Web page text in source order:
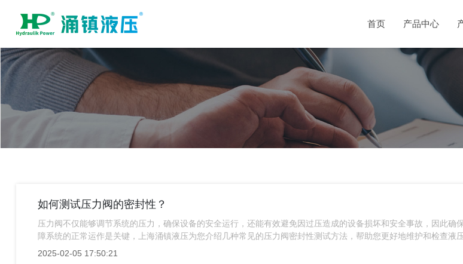
首页 产品中心
如何测试压力阀的密封性？
压力阀不仅能够调节系统的压力，确保设备的安全运行，还能有效避免因过压造成的设备损坏和安全事故，因此确
障系统的正常运作是关键，上海涌镇液压为您介绍几种常见的压力阀密封性测试方法，帮助您更好地维护和检查液
2025-02-05 17:50:21